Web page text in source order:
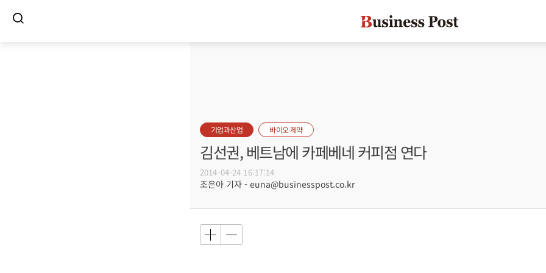
기업과산업 바이오·제약
김선권, 베트남에 카페베네 커피점 연다
2014-04-24 16:17:14
조은아 기자 - euna@businesspost.co.kr